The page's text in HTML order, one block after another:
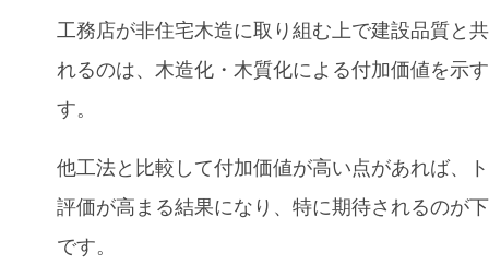
工務店が非住宅木造に取り組む上で建設品質と
れるのは、木造化・木質化による付加価値を示
す。
他工法と比較して付加価値が高い点があれば、
評価が高まる結果になり、特に期待されるのが
です。